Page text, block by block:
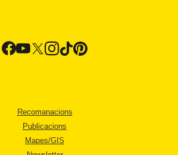
Recomanacions
Publicacions
Mapes/GIS